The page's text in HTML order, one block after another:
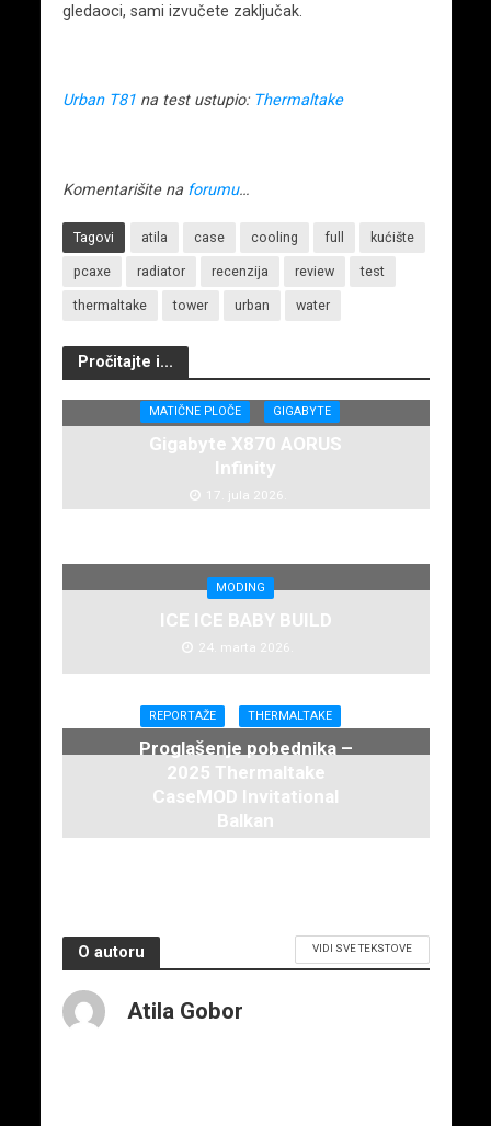
gledaoci, sami izvučete zaključak.
Urban T81na test ustupio: Thermaltake
Komentarišite na forumu…
Tagovi atila case cooling full kućište
pcaxe radiator recenzija review test
thermaltake tower urban water
Pročitajte i...
MATIČNE PLOČE GIGABYTE
Gigabyte X870 AORUS
Infinity
17. jula 2026.
MODING
ICE ICE BABY BUILD
24. marta 2026.
REPORTAŽE THERMALTAKE
Proglašenje pobednika –
2025 Thermaltake
CaseMOD Invitational
Balkan
O autoru VIDI SVE TEKSTOVE
Atila Gobor